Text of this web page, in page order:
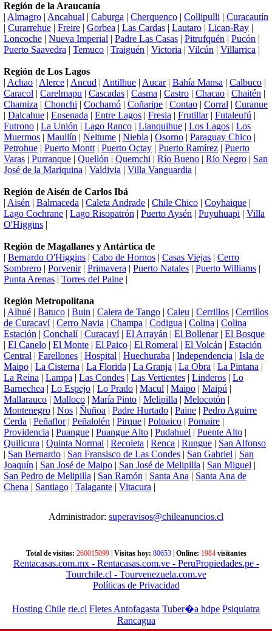
Región de la Araucanía
| Almagro | Ancahual | Caburga | Cherquenco | Collipulli | Curacautín
| Curarrehue | Freire | Gorbea | Las Cardas | Lautaro | Lican-Ray |
Loncoche | Nueva Imperial | Padre Las Casas | Pitrufquén | Pucón |
Puerto Saavedra | Temuco | Traiguén | Victoria | Vilcún | Villarrica |
Región de Los Lagos
| Achao | Alerce | Ancud | Antilhue | Aucar| Bahía Mansa | Calbuco |
Caracol | Carelmapu | Cascadas | Casma | Castro | Chacao | Chaitén |
Chamiza | Chonchi | Cochamó | Coñaripe | Contao | Corral | Curanue
| Dalcahue | Ensenada | Entre Lagos | Fresia | Frutillar| Futaleufú |
Futrono | La Unión | Lago Ranco | Llanquihue | Los Lagos | Los
Muermos | Maullín | Neltume | Niebla | Osorno | Paraguay Chico |
Petrohue | Puerto Montt | Puerto Octay | Puerto Ramírez | Puerto
Varas | Purranque | Quellón | Quemchi | Río Bueno | Río Negro | San
José de la Mariquina | Valdivia | Villa Vanguardia |
Región de Aisén de Carlos Ibá
| Aisén | Balmaceda | Caleta Andrade | Chile Chico | Coyhaique |
Lago Cochrane | Lago Risopatrón | Puerto Aysén | Puyuhuapi | Villa
O'Higgins |
Región de Magallanes y Antártica de
| Bernardo O'Higgins | Cabo de Hornos | Casas Viejas | Cerro
Sombrero | Porvenir| Primavera | Puerto Natales | Puerto Williams |
Punta Arenas | Torres del Paine |
Región Metropolitana
| Alhué | Batuco | Buin | Calera de Tango | Caleu | Cerrillos | Cerrillos
de Curacaví| Cerro Navia | Champa | Codigua | Colina | Colina
Estación | Conchalí| Curacaví| El Arrayán | El Bollenar| El Bosque
| El Canelo | El Monte | El Paico | El Romeral | El Volcán | Estación
Central | Farellones | Hospital | Huechuraba | Independencia | Isla de
Maipo | La Cisterna | La Florida | La Granja | La Obra | La Pintana |
La Reina | Lampa | Las Condes | Las Vertientes | Linderos | Lo
Barnechea | Lo Espejo | Lo Prado | Macul | Maipo | Maipú |
Mallarauco | Malloco | María Pinto | Melipilla | Melocotón |
Montenegro | Nos | Ñuñoa | Padre Hurtado | Paine | Pedro Aguirre
Cerda | Peñaflor| Peñalolén | Pirque | Polpaico | Pomaire |
Providencia | Puangue | Puangue Alto | Pudahuel | Puente Alto |
Quilicura | Quinta Normal | Recoleta | Renca | Rungue | San Alfonso
| San Bernardo | San Fransisco de Las Condes | San Gabriel | San
Joaquín | San José de Maipo | San José de Melipilla | San Miguel |
San Pedro de Melipilla | San Ramón | Santa Ana | Santa Ana de
Chena | Santiago | Talagante | Vitacura |
Administrador: superavisos@chileanuncios.cl
Total de visitas: 260015099| Visitas hoy: 80653| Online: 1984 visitantes
Rentacasas.com.mx- Rentacasas.com.ve- PeruPropiedades.pe-
Tourchile.cl - Tourvenezuela.com.ve
Políticas de Privacidad
Hosting Chile rie.cl Fletes Antofagasta Tuber�a hdpe Psiquiatra
Rancagua